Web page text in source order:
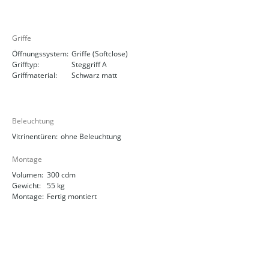
Griffe
Öffnungssystem: Griffe (Softclose)
Grifftyp:
Steggriff A
Griffmaterial:
Schwarz matt
Beleuchtung
Vitrinentüren: ohne Beleuchtung
Montage
Volumen: 300 cdm
Gewicht: 55 kg
Montage: Fertig montiert